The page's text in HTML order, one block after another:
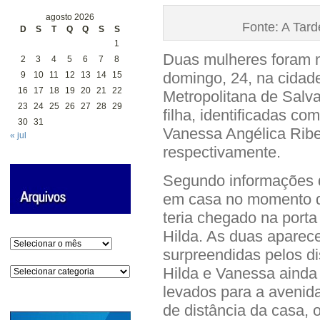
agosto 2026
D
S T Q Q S
S
1
2
3 4 5 6 7
8
9
10 11 12 13 14
15
16
17 18 19 20 21
22
23
24 25 26 27 28 29
30 31
« jul
Arquivos
Categorias
Fonte: A
Duas mulheres foram
domingo, 24, na
Metropolitana de
filha, identificadas
Vanessa Angélica
respectivamente.
Segundo
em casa no momento
teria chegado na
Hilda. As duas
surpreendidas pelos
Hilda e Vanessa
levados para a
de distância da casa,